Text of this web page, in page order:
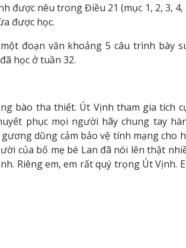
được nêu trong Điều 21 (mục 1, 2, 3, 4,
được học.
đoạn văn khoảng 5 câu trình bày
học ở tuần 32.
bào tha thiết. Út Vịnh tham gia tích
phục mọi người hãy chung tay
dũng cảm bảo vệ tính mạng cho
của bố mẹ bé Lan đã nói lên thật
Riêng em, em rất quý trọng Út Vịnh.